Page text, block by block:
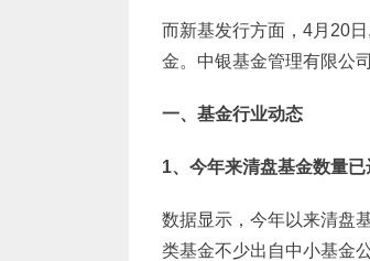
而新基发行方面，4月20
金。中银基金管理有限公
一、基金行业动态
1、今年来清盘基金数量
数据显示，今年以来清盘
类基金不少出自中小基金